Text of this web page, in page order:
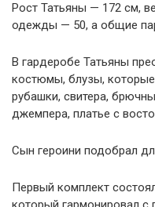
Рост Татьяны — 172 см,
одежды — 50, а общие
В гардеробе Татьяны
костюмы, блузы,
рубашки, свитера,
джемпера, платье с
Сын героини подобрал
Первый комплект